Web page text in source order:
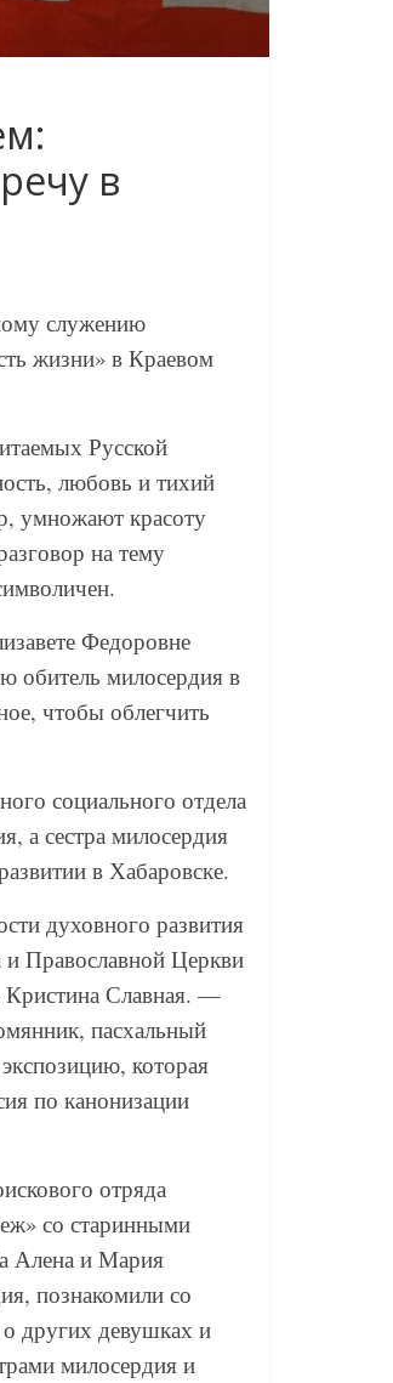
в
служению
жизни» в Краевом
Русской
любовь и тихий
умножают красоту
на тему
Федоровне
обитель милосердия в
чтобы облегчить
социального отдела
а сестра милосердия
в Хабаровске.
духовного развития
и Православной Церкви
Кристина Славная. —
пасхальный
которая
по канонизации
отряда
со старинными
Алена и Мария
познакомили со
других девушках и
милосердия и